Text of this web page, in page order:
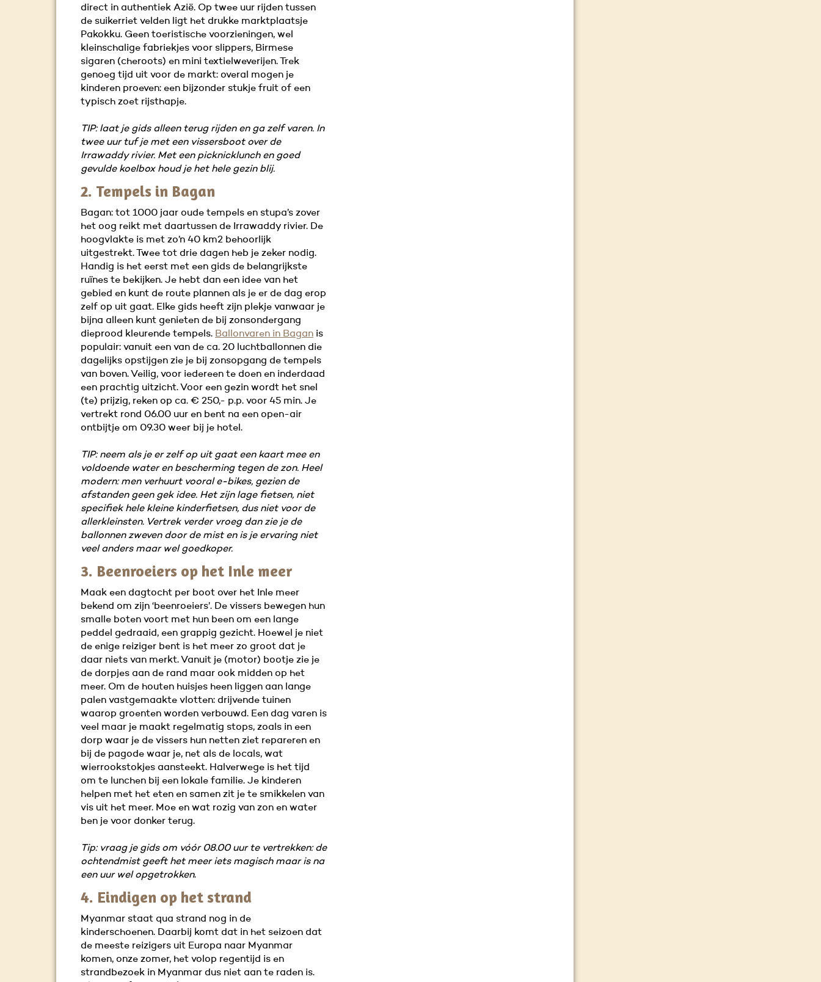
direct in authentiek Azië. Op twee uur rijden tussen
de suikerriet velden ligt het drukke marktplaatsje
Pakokku. Geen toeristische voorzieningen, wel
kleinschalige fabriekjes voor slippers, Birmese
sigaren (cheroots) en mini textielweverijen. Trek
genoeg tijd uit voor de markt: overal mogen je
kinderen proeven: een bijzonder stukje fruit of een
typisch zoet rijsthapje.
TIP: laat je gids alleen terug rijden en ga zelf varen. In
twee uur tuf je met een vissersboot over de
Irrawaddy rivier. Met een picknicklunch en goed
gevulde koelbox houd je het hele gezin blij.
2. Tempels in Bagan
Bagan: tot 1000 jaar oude tempels en stupa’s zover
het oog reikt met daartussen de Irrawaddy rivier. De
hoogvlakte is met zo’n 40 km2 behoorlijk
uitgestrekt. Twee tot drie dagen heb je zeker nodig.
Handig is het eerst met een gids de belangrijkste
ruïnes te bekijken. Je hebt dan een idee van het
gebied en kunt de route plannen als je er de dag erop
zelf op uit gaat. Elke gids heeft zijn plekje vanwaar je
bijna alleen kunt genieten de bij zonsondergang
dieprood kleurende tempels. Ballonvaren in Bagan is
populair: vanuit een van de ca. 20 luchtballonnen die
dagelijks opstijgen zie je bij zonsopgang de tempels
van boven. Veilig, voor iedereen te doen en inderdaad
een prachtig uitzicht. Voor een gezin wordt het snel
(te) prijzig, reken op ca. € 250,- p.p. voor 45 min. Je
vertrekt rond 06.00 uur en bent na een open-air
ontbijtje om 09.30 weer bij je hotel.
TIP: neem als je er zelf op uit gaat een kaart mee en
voldoende water en bescherming tegen de zon. Heel
modern: men verhuurt vooral e-bikes, gezien de
afstanden geen gek idee. Het zijn lage fietsen, niet
specifiek hele kleine kinderfietsen, dus niet voor de
allerkleinsten. Vertrek verder vroeg dan zie je de
ballonnen zweven door de mist en is je ervaring niet
veel anders maar wel goedkoper.
3. Beenroeiers op het Inle meer
Maak een dagtocht per boot over het Inle meer
bekend om zijn ‘beenroeiers’. De vissers bewegen hun
smalle boten voort met hun been om een lange
peddel gedraaid, een grappig gezicht. Hoewel je niet
de enige reiziger bent is het meer zo groot dat je
daar niets van merkt. Vanuit je (motor) bootje zie je
de dorpjes aan de rand maar ook midden op het
meer. Om de houten huisjes heen liggen aan lange
palen vastgemaakte vlotten: drijvende tuinen
waarop groenten worden verbouwd. Een dag varen is
veel maar je maakt regelmatig stops, zoals in een
dorp waar je de vissers hun netten ziet repareren en
bij de pagode waar je, net als de locals, wat
wierrookstokjes aansteekt. Halverwege is het tijd
om te lunchen bij een lokale familie. Je kinderen
helpen met het eten en samen zit je te smikkelen van
vis uit het meer. Moe en wat rozig van zon en water
ben je voor donker terug.
Tip: vraag je gids om vóór 08.00 uur te vertrekken: de
ochtendmist geeft het meer iets magisch maar is na
een uur wel opgetrokken.
4. Eindigen op het strand
Myanmar staat qua strand nog in de
kinderschoenen. Daarbij komt dat in het seizoen dat
de meeste reizigers uit Europa naar Myanmar
komen, onze zomer, het volop regentijd is en
strandbezoek in Myanmar dus niet aan te raden is.